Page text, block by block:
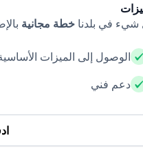
في بلدنا خطة مجانية
الوصول إلى الميزات
دعم فني